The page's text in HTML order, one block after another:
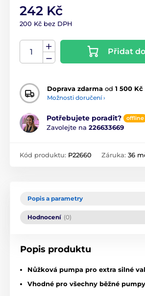
242 Kč
200 Kč bez DPH
Přidat
Doprava zdarma od 1 500 Kč
Možnosti doručení ›
Potřebujete poradit? offline
Zavolejte na 226633669
Kód produktu: P22660 Záruka: 36
Popis a parametry
Hodnocení (0)
Popis produktu
Nůžková pumpa pro extra silné
Vhodné pro všechny běžné pumpy